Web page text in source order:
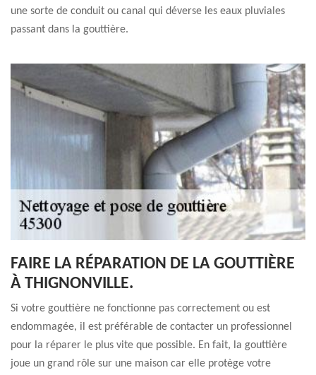
une sorte de conduit ou canal qui déverse les eaux pluviales
passant dans la gouttière.
FAIRE LA RÉPARATION DE LA GOUTTIÈRE
À THIGNONVILLE.
Si votre gouttière ne fonctionne pas correctement ou est
endommagée, il est préférable de contacter un professionnel
pour la réparer le plus vite que possible. En fait, la gouttière
joue un grand rôle sur une maison car elle protège votre